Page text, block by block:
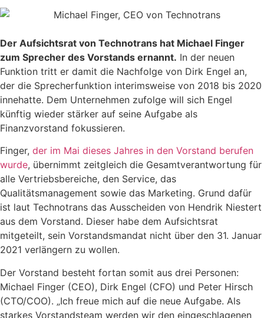
Der Aufsichtsrat von Technotrans hat Michael Finger
zum Sprecher des Vorstands ernannt. In der neuen
Funktion tritt er damit die Nachfolge von Dirk Engel an,
der die Sprecherfunktion interimsweise von 2018 bis 2020
innehatte. Dem Unternehmen zufolge will sich Engel
künftig wieder stärker auf seine Aufgabe als
Finanzvorstand fokussieren.
Finger, der im Mai dieses Jahres in den Vorstand berufen
wurde, übernimmt zeitgleich die Gesamtverantwortung für
alle Vertriebsbereiche, den Service, das
Qualitätsmanagement sowie das Marketing. Grund dafür
ist laut Technotrans das Ausscheiden von Hendrik Niestert
aus dem Vorstand. Dieser habe dem Aufsichtsrat
mitgeteilt, sein Vorstandsmandat nicht über den 31. Januar
2021 verlängern zu wollen.
Der Vorstand besteht fortan somit aus drei Personen:
Michael Finger (CEO), Dirk Engel (CFO) und Peter Hirsch
(CTO/COO). „Ich freue mich auf die neue Aufgabe. Als
starkes Vorstandsteam werden wir den eingeschlagenen